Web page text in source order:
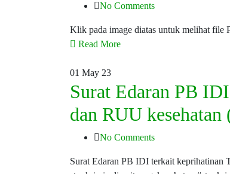
No Comments
Klik pada image diatas untuk melihat file
Read More
01 May 23
Surat Edaran PB
dan RUU
No Comments
Surat Edaran PB IDI terkait keprihatinan